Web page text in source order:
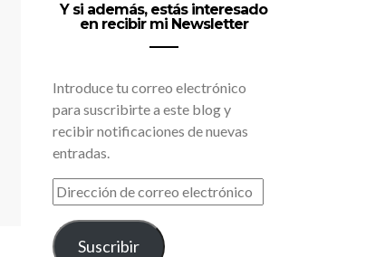
Y si además, estás interesado
en recibir mi Newsletter
Introduce tu correo electrónico
para suscribirte a este blog y
recibir notificaciones de nuevas
entradas.
DIRECCIÓN
DE
CORREO
ELECTRÓNICO
Suscribir